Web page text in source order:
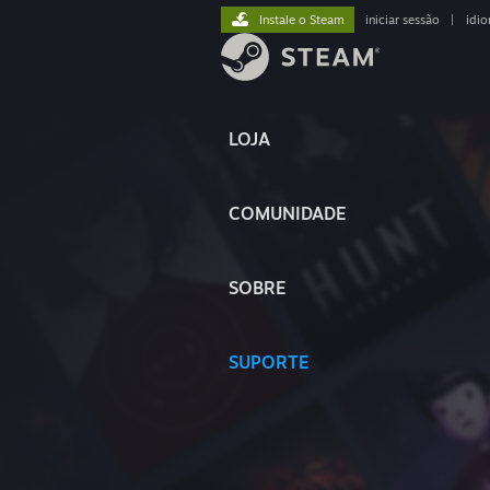
LOJA
COMUNIDADE
SOBRE
SUPORTE
Instale o Steam iniciar sessão